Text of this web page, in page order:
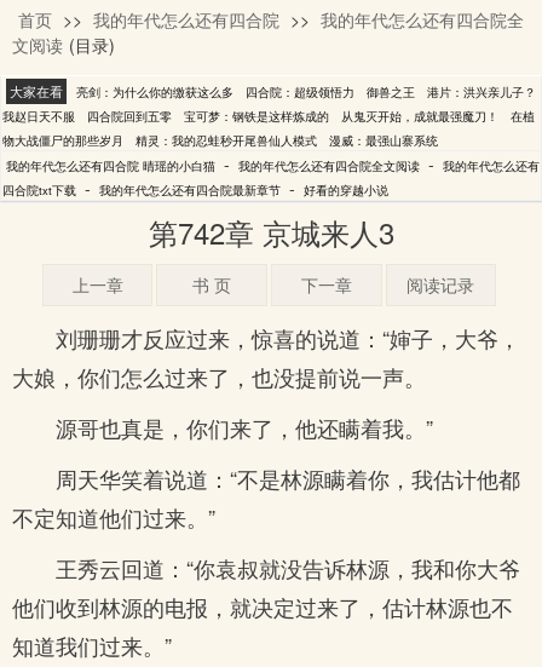
晴瑶的小白猫
首页 >> 我的年代怎么还有四合院 >> 我的年代怎么还有四合院全
文阅读 (目录)
大家在看 亮剑：为什么你的缴获这么多 四合院：超级领悟力 御兽之王
港片：洪兴亲儿子？
我赵日天不服
四合院回到五零 宝可梦：钢铁是这样炼成的 从鬼灭开始，成就最强魔刀！
在植
物大战僵尸的那些岁月
精灵：我的忍蛙秒开尾兽仙人模式
漫威：最强山寨系统
我的年代怎么还有四合院 晴瑶的小白猫 - 我的年代怎么还有四合院全文阅读 - 我的年代怎么还有
四合院txt下载 - 我的年代怎么还有四合院最新章节 - 好看的穿越小说
第742章 京城来人3
上一章 书 页 下一章 阅读记录
刘珊珊才反应过来，惊喜的说道：“婶子，大爷，
大娘，你们怎么过来了，也没提前说一声。
源哥也真是，你们来了，他还瞒着我。”
周天华笑着说道：“不是林源瞒着你，我估计他都
不定知道他们过来。”
王秀云回道：“你袁叔就没告诉林源，我和你大爷
他们收到林源的电报，就决定过来了，估计林源也不
知道我们过来。”